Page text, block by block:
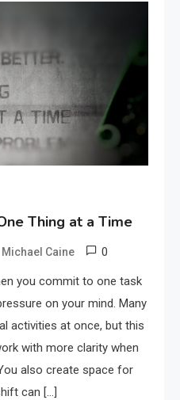
Thing at a Time
Michael Caine 0
you commit to one task
on your mind. Many
activities at once, but this
with more clarity when
also create space for
can […]